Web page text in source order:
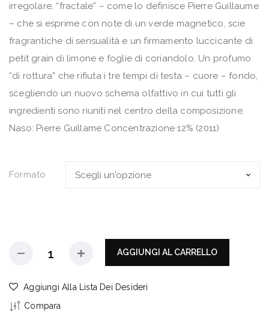
irregolare, “fractale” – come lo definisce Pierre Guillaume
– che si esprime con note di un verde magnetico, scie
fragrantiche di sensualità e un firmamento luccicante di
petit grain di limone e foglie di coriandolo. Un profumo
“di rottura” che rifiuta i tre tempi di testa – cuore – fondo,
scegliendo un nuovo schema olfattivo in cui tutti gli
ingredienti sono riuniti nel centro della composizione.
Naso: Pierre Guillame Concentrazione 12% (2011)
Formato
AGGIUNGI AL CARRELLO
Aggiungi Alla Lista Dei Desideri
Compara